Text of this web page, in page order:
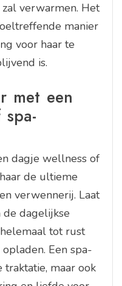
verwarmen. Het
manier
voor haar te
is.
met een
dagje wellness of
de ultieme
verwennerij. Laat
de dagelijkse
tot rust
Een spa-
maar ook